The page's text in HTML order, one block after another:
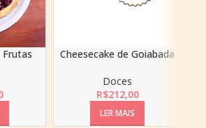
Frutas
Cheesecake de Goiabada
Doces
R$212,00
LER MAIS